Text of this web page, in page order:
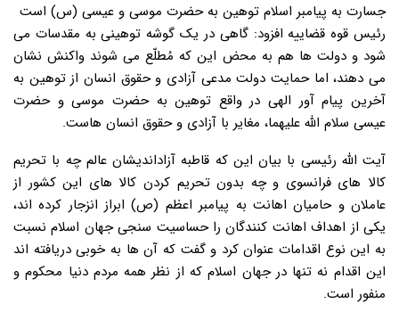
جسارت به پیامبر اسلام توهین به حضرت موسی و عیسی (س) است
رئیس قوه قضاییه افزود: گاهی در یک گوشه توهینی به مقدسات می
شود و دولت ها هم به محض این که مُطلّع می شوند واکنش نشان
می دهند، اما حمایت دولت مدعی آزادی و حقوق انسان از توهین به
آخرین پیام آور الهی در واقع توهین به حضرت موسی و حضرت
عیسی سلام الله علیهما، مغایر با آزادی و حقوق انسان هاست.
آیت الله رئیسی با بیان این که قاطبه آزاداندیشان عالم چه با تحریم
کالا های فرانسوی و چه بدون تحریم کردن کالا های این کشور از
عاملان و حامیان اهانت به پیامبر اعظم (ص) ابراز انزجار کرده اند،
یکی از اهداف اهانت کنندگان را حساسیت سنجی جهان اسلام نسبت
به این نوع اقدامات عنوان کرد و گفت که آن ها به خوبی دریافته اند
این اقدام نه تنها در جهان اسلام که از نظر همه مردم دنیا محکوم و
منفور است.